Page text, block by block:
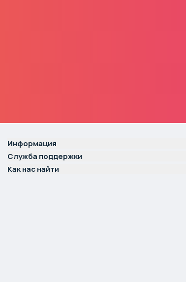
Информация
Служба поддержки
Как нас найти